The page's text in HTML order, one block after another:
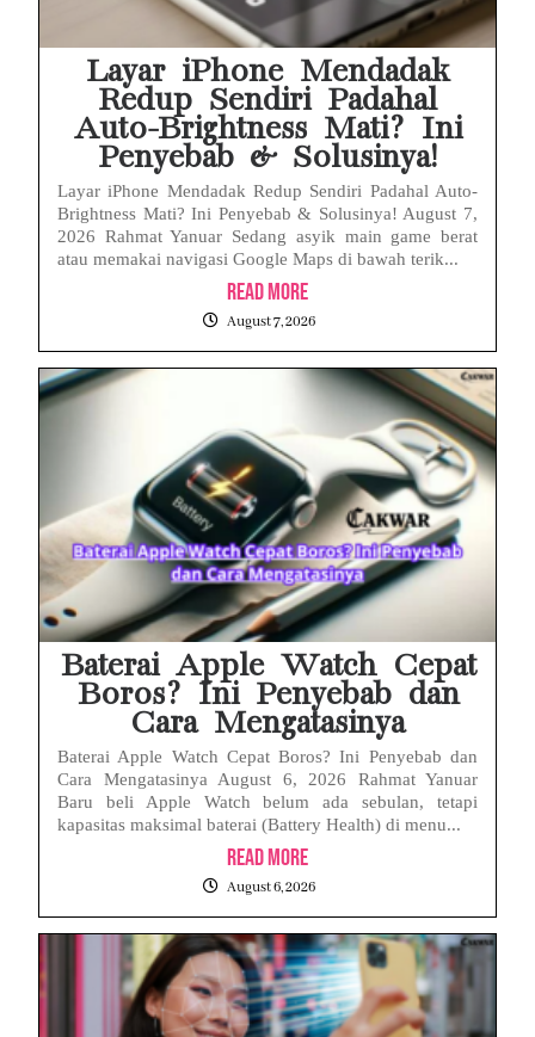
Layar iPhone Mendadak
Redup Sendiri Padahal
Auto-Brightness Mati? Ini
Penyebab & Solusinya!
Layar iPhone Mendadak Redup Sendiri Padahal Auto-
Brightness Mati? Ini Penyebab & Solusinya! August 7,
2026 Rahmat Yanuar Sedang asyik main game berat
atau memakai navigasi Google Maps di bawah terik...
Read More
August 7, 2026
Baterai Apple Watch Cepat
Boros? Ini Penyebab dan
Cara Mengatasinya
Baterai Apple Watch Cepat Boros? Ini Penyebab dan
Cara Mengatasinya August 6, 2026 Rahmat Yanuar
Baru beli Apple Watch belum ada sebulan, tetapi
kapasitas maksimal baterai (Battery Health) di menu...
Read More
August 6, 2026